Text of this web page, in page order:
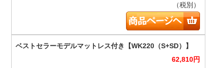
（税別）
62,810円